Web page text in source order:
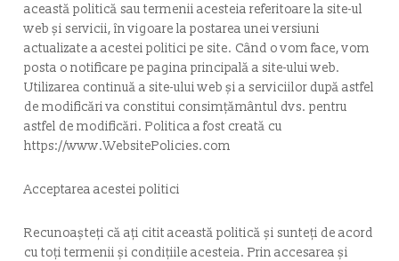
această politică sau termenii acesteia referitoare la site-ul
web și servicii, în vigoare la postarea unei versiuni
actualizate a acestei politici pe site. Când o vom face, vom
posta o notificare pe pagina principală a site-ului web.
Utilizarea continuă a site-ului web și a serviciilor după astfel
de modificări va constitui consimțământul dvs. pentru
astfel de modificări. Politica a fost creată cu
https://www.WebsitePolicies.com
Acceptarea acestei politici
Recunoașteți că ați citit această politică și sunteți de acord
cu toți termenii și condițiile acesteia. Prin accesarea și